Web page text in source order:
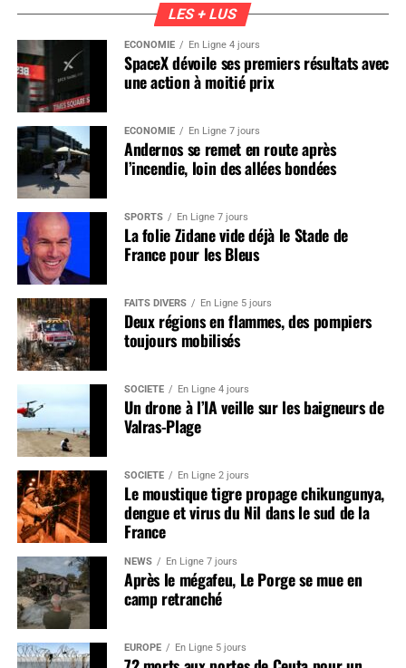
LES + LUS
ÉCONOMIE En Ligne 4 jours
SpaceX dévoile ses premiers résultats avec
une action à moitié prix
ÉCONOMIE En Ligne 7 jours
Andernos se remet en route après
l’incendie, loin des allées bondées
SPORTS En Ligne 7 jours
La folie Zidane vide déjà le Stade de
France pour les Bleus
FAITS DIVERS En Ligne 5 jours
Deux régions en flammes, des pompiers
toujours mobilisés
SOCIÉTÉ En Ligne 4 jours
Un drone à l’IA veille sur les baigneurs de
Valras-Plage
SOCIÉTÉ En Ligne 2 jours
Le moustique tigre propage chikungunya,
dengue et virus du Nil dans le sud de la
France
NEWS En Ligne 7 jours
Après le mégafeu, Le Porge se mue en
camp retranché
EUROPE En Ligne 5 jours